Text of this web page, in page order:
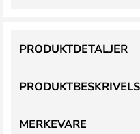
PRODUKTDETALJER
MERKEVARE